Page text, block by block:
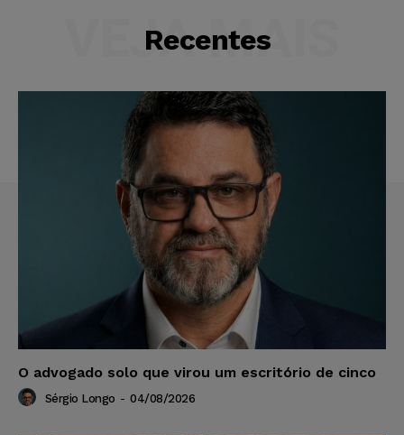
Recentes
VEJA MAIS
O advogado solo que virou um escritório de cinco
Sérgio Longo - 04/08/2026